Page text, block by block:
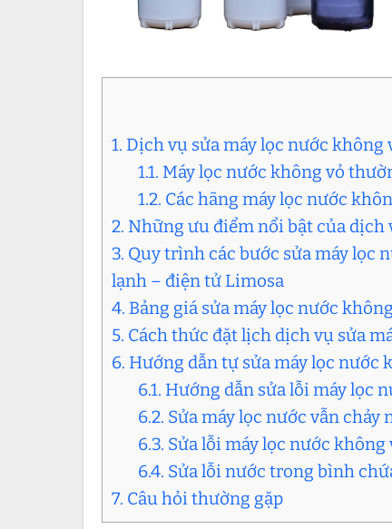
1. Dịch vụ sửa máy lọc nước
1.1. Máy lọc nước không vỏ
1.2. Các hãng máy lọc nước
2. Những ưu điểm nổi bật của dịch
3. Quy trình các bước sửa máy lọc
lạnh – điện tử Limosa
4. Bảng giá sửa máy lọc nước
5. Cách thức đặt lịch dịch vụ sửa
6. Hướng dẫn tự sửa máy lọc nước
6.1. Hướng dẫn sửa lỗi máy lọc
6.2. Sửa máy lọc nước vẫn
6.3. Sửa lỗi máy lọc nước
6.4. Sửa lỗi nước trong bình
7. Câu hỏi thường gặp